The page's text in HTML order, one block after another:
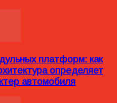
платформ: как
определяет
автомобиля